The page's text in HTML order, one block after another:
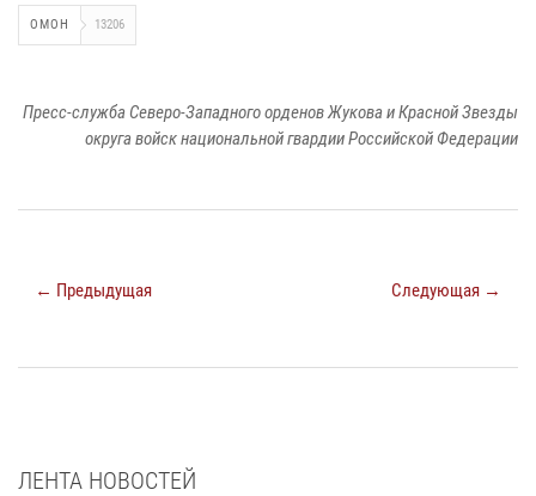
ОМОН 13206
Пресс-служба Северо-Западного орденов Жукова и Красной Звезды
округа войск национальной гвардии Российской Федерации
← Предыдущая Следующая →
ЛЕНТА НОВОСТЕЙ